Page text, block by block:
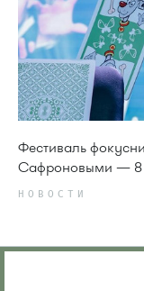
Фестиваль
Сафроновыми — 8
НОВОСТИ